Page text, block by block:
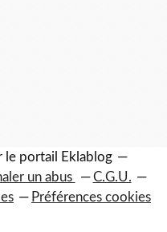
le portail Eklablog
un abus
C.G.U.
Préférences cookies